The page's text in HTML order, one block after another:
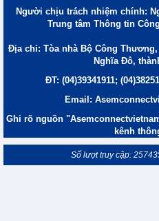
Người chịu trách nhiệm chính:
Trung tâm Thông tin
Địa chỉ: Tòa nhà Bộ Công
Nghĩa Đô,
ĐT: (04)39341911;
Email:
Ghi rõ nguồn
kênh
Số lượt truy cập: